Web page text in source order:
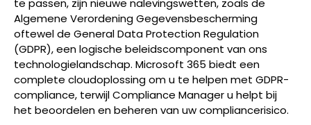
te passen, zijn nieuwe nalevingswetten, zoals de
Algemene Verordening Gegevensbescherming
oftewel de General Data Protection Regulation
(GDPR), een logische beleidscomponent van ons
technologielandschap. Microsoft 365 biedt een
complete cloudoplossing om u te helpen met GDPR-
compliance, terwijl Compliance Manager u helpt bij
het beoordelen en beheren van uw compliancerisico.